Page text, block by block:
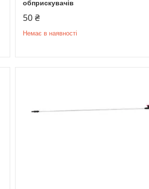
обприскувачів
50 ₴
Немає в наявності